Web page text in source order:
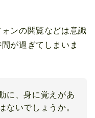
ンの閲覧などは意識
が過ぎてしまいま
に、身に覚えがあ
ないでしょうか。